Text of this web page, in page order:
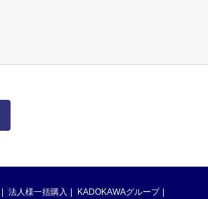
法人様一括購入
KADOKAWAグループ